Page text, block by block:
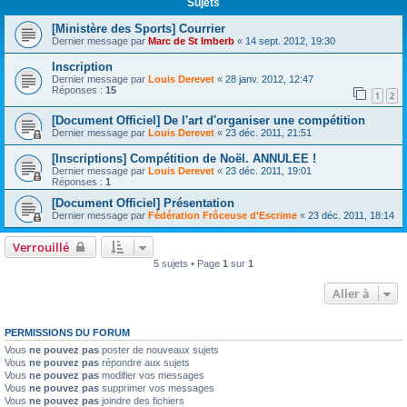
Sujets
[Ministère des Sports] Courrier
Dernier message par Marc de St Imberb « 14 sept. 2012, 19:30
Inscription
Dernier message par Louis Derevet « 28 janv. 2012, 12:47
Réponses : 15 1 2
[Document Officiel] De l'art d'organiser une compétition
Dernier message par Louis Derevet « 23 déc. 2011, 21:51
[Inscriptions] Compétition de Noël. ANNULEE !
Dernier message par Louis Derevet « 23 déc. 2011, 19:01
Réponses : 1
[Document Officiel] Présentation
Dernier message par Fédération Frôceuse d'Escrime « 23 déc. 2011, 18:14
Verrouillé
5 sujets • Page 1 sur 1
Aller à
PERMISSIONS DU FORUM
Vous ne pouvez pas poster de nouveaux sujets
Vous ne pouvez pas répondre aux sujets
Vous ne pouvez pas modifier vos messages
Vous ne pouvez pas supprimer vos messages
Vous ne pouvez pas joindre des fichiers